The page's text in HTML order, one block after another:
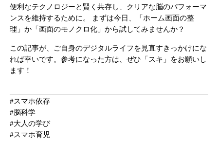
便利なテクノロジーと賢く共存し、クリアな脳のパフォーマ
ンスを維持するために。 まずは今日、「ホーム画面の整
理」か「画面のモノクロ化」から試してみませんか？
この記事が、ご自身のデジタルライフを見直すきっかけにな
れば幸いです。参考になった方は、ぜひ「スキ」をお願いし
ます！
#スマホ依存
#脳科学
#大人の学び
#スマホ育児